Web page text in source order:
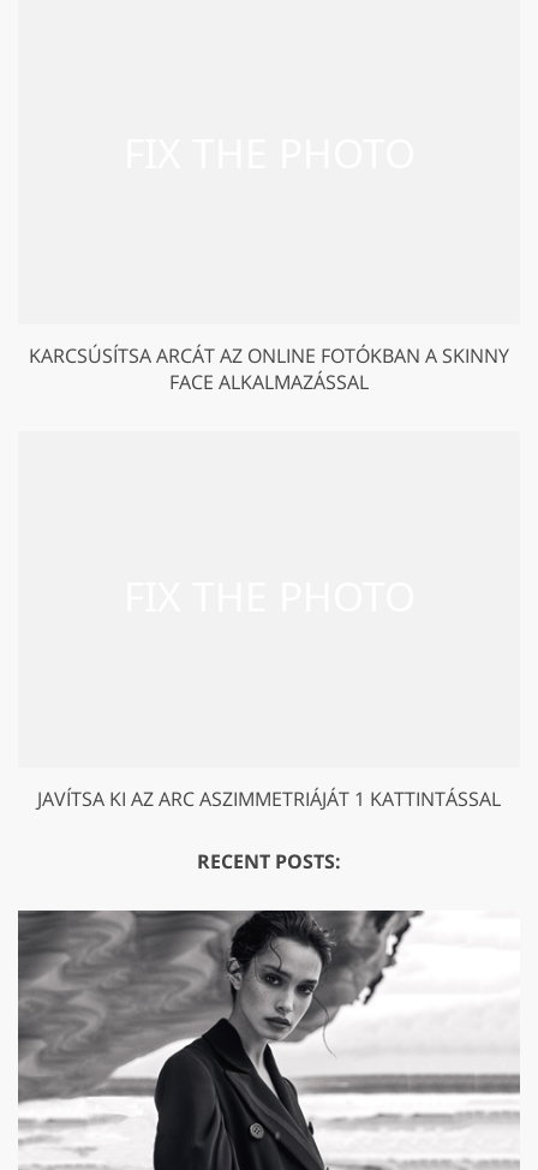
KARCSÚSÍTSA ARCÁT AZ ONLINE FOTÓKBAN A SKINNY
FACE ALKALMAZÁSSAL
JAVÍTSA KI AZ ARC ASZIMMETRIÁJÁT 1 KATTINTÁSSAL
RECENT POSTS: